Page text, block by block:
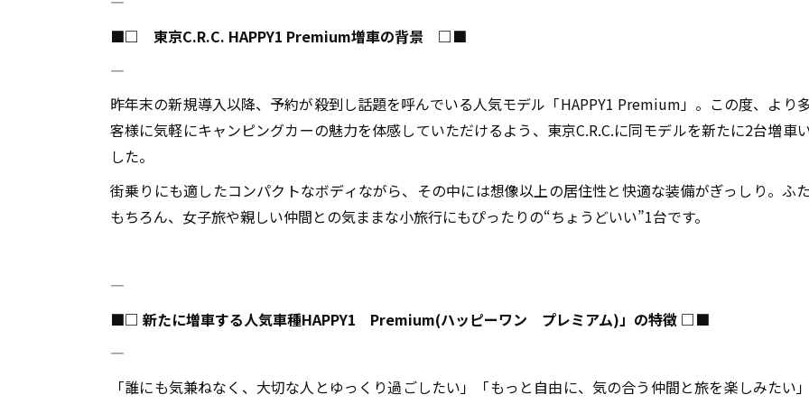
■□ 東京C.R.C. HAPPY1 Premium増車の背景 □■
――――――――――――――――――――――――――――――――――――――――
昨年末の新規導入以降、予約が殺到し話題を呼んでいる人気モデル「HAPPY1 Premium」。この度、より
客様に気軽にキャンピングカーの魅力を体感していただけるよう、東京C.R.C.に同モデルを新たに2台増車
した。
街乗りにも適したコンパクトなボディながら、その中には想像以上の居住性と快適な装備がぎっしり。ふ
もちろん、女子旅や親しい仲間との気ままな小旅行にもぴったりの“ちょうどいい”1台です。
――――――――――――――――――――――――――――――――――――――――
■□ 新たに増車する人気車種HAPPY1 Premium(ハッピーワン プレミアム) 」の特徴 □■
――――――――――――――――――――――――――――――――――――――――
「誰にも気兼ねなく、大切な人とゆっくり過ごしたい」「もっと自由に、気の合う仲間と旅を楽しみたい